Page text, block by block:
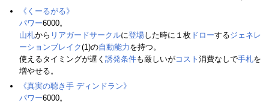
《くーるがる》
パワー6000。
山札から リアガードサークルに登場した時に１枚 ドローするジェネレ
ーションブレイク(1)の自動能力 を持つ。
使えるタイミングが遅く 誘発条件も厳しいがコスト 消費なしで手札を
増やせる。
《真実の聴き手 ディンドラン》
パワー6000。